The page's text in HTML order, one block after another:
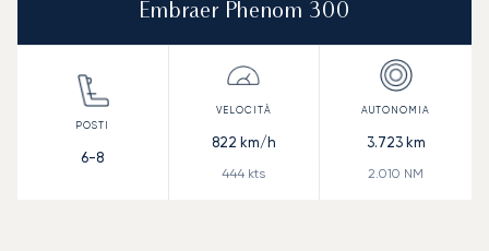
Embraer Phenom 300
6-8
822 km/h
444 kts
3.723km
2.010 NM